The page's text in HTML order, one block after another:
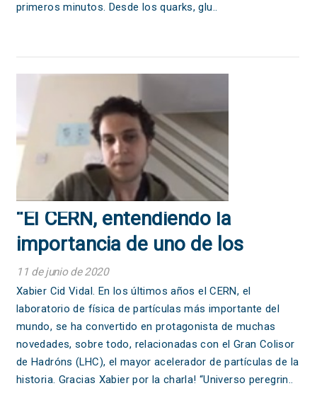
primeros minutos. Desde los quarks, glu..
“El CERN, entendiendo la
importancia de uno de los
mayores laboratorios científicos
del mundo”.
11 de junio de 2020
Xabier Cid Vidal. En los últimos años el CERN, el
laboratorio de física de partículas más importante del
mundo, se ha convertido en protagonista de muchas
novedades, sobre todo, relacionadas con el Gran Colisor
de Hadróns (LHC), el mayor acelerador de partículas de la
historia. Gracias Xabier por la charla! “Universo peregrin..